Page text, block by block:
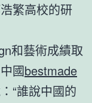
繁高校的研
和藝術成績取
國bestmade
“誰說中國的